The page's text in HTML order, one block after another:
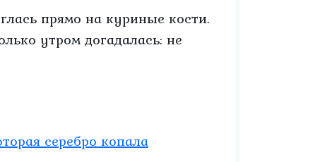
прямо на куриные кости.
утром догадалась: не
серебро копала